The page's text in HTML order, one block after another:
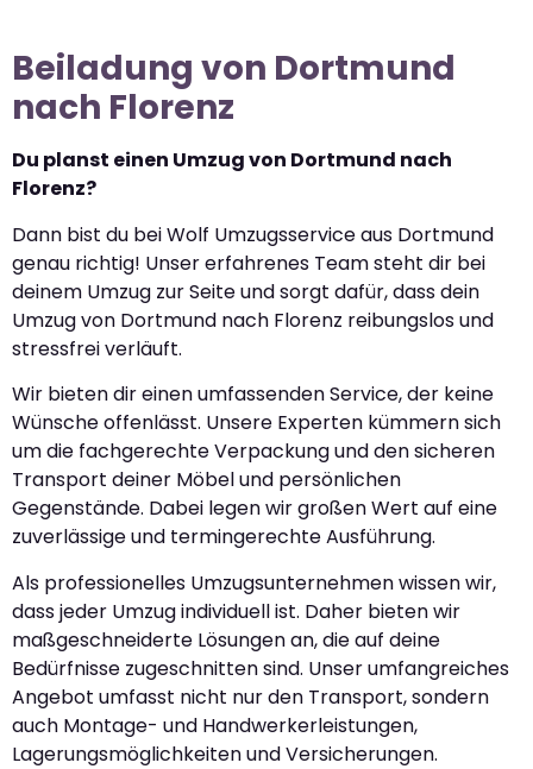
Beiladung von Dortmund
nach Florenz
Du planst einen Umzug von Dortmund nach
Florenz?
Dann bist du bei Wolf Umzugsservice aus Dortmund
genau richtig! Unser erfahrenes Team steht dir bei
deinem Umzug zur Seite und sorgt dafür, dass dein
Umzug von Dortmund nach Florenz reibungslos und
stressfrei verläuft.
Wir bieten dir einen umfassenden Service, der keine
Wünsche offenlässt. Unsere Experten kümmern sich
um die fachgerechte Verpackung und den sicheren
Transport deiner Möbel und persönlichen
Gegenstände. Dabei legen wir großen Wert auf eine
zuverlässige und termingerechte Ausführung.
Als professionelles Umzugsunternehmen wissen wir,
dass jeder Umzug individuell ist. Daher bieten wir
maßgeschneiderte Lösungen an, die auf deine
Bedürfnisse zugeschnitten sind. Unser umfangreiches
Angebot umfasst nicht nur den Transport, sondern
auch Montage- und Handwerkerleistungen,
Lagerungsmöglichkeiten und Versicherungen.